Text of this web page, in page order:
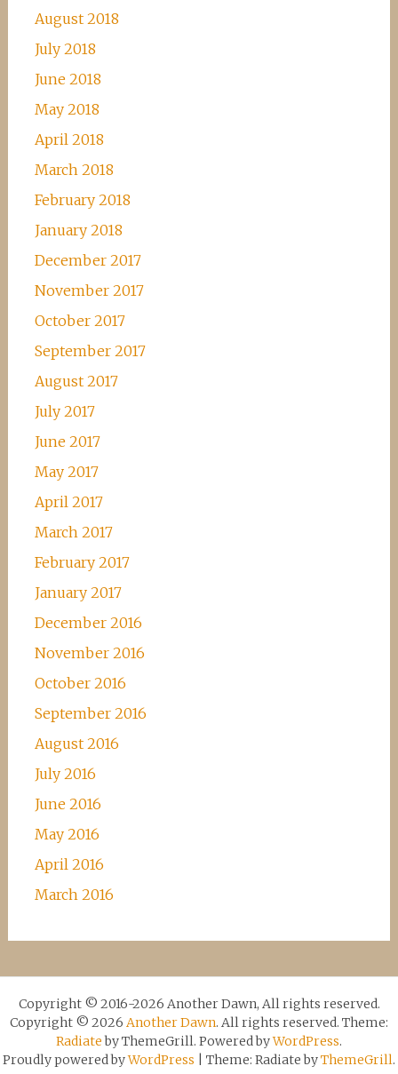
August 2018
July 2018
June 2018
May 2018
April 2018
March 2018
February 2018
January 2018
December 2017
November 2017
October 2017
September 2017
August 2017
July 2017
June 2017
May 2017
April 2017
March 2017
February 2017
January 2017
December 2016
November 2016
October 2016
September 2016
August 2016
July 2016
June 2016
May 2016
April 2016
March 2016
Copyright © 2016-2026 Another Dawn, All rights reserved.
Copyright © 2026 Another Dawn. All rights reserved. Theme:
Radiateby ThemeGrill. Powered byWordPress.
Proudly powered byWordPress Theme: Radiate byThemeGrill.